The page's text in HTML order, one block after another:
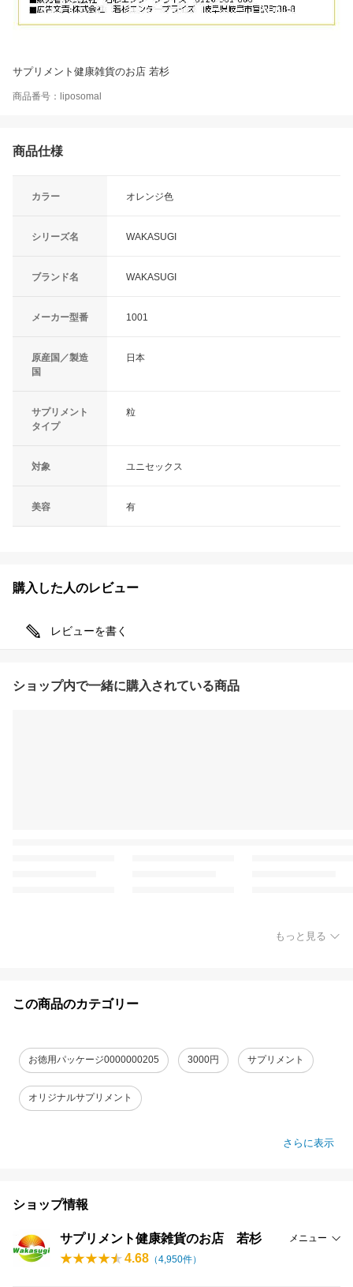
サプリメント健康雑貨のお店 若杉
商品番号：liposomal
商品仕様
カラー オレンジ色
シリーズ名 WAKASUGI
ブランド名 WAKASUGI
メーカー型番 1001
原産国／製造
国
日本
サプリメント
タイプ
粒
対象 ユニセックス
美容 有
購入した人のレビュー
レビューを書く
ショップ内で一緒に購入されている商品
もっと見る
この商品のカテゴリー
お徳用パッケージ0000000205 3000円 サプリメント
オリジナルサプリメント
さらに表示
ショップ情報
サプリメント健康雑貨のお店 若杉 メニュー
4.68 （4,950件）